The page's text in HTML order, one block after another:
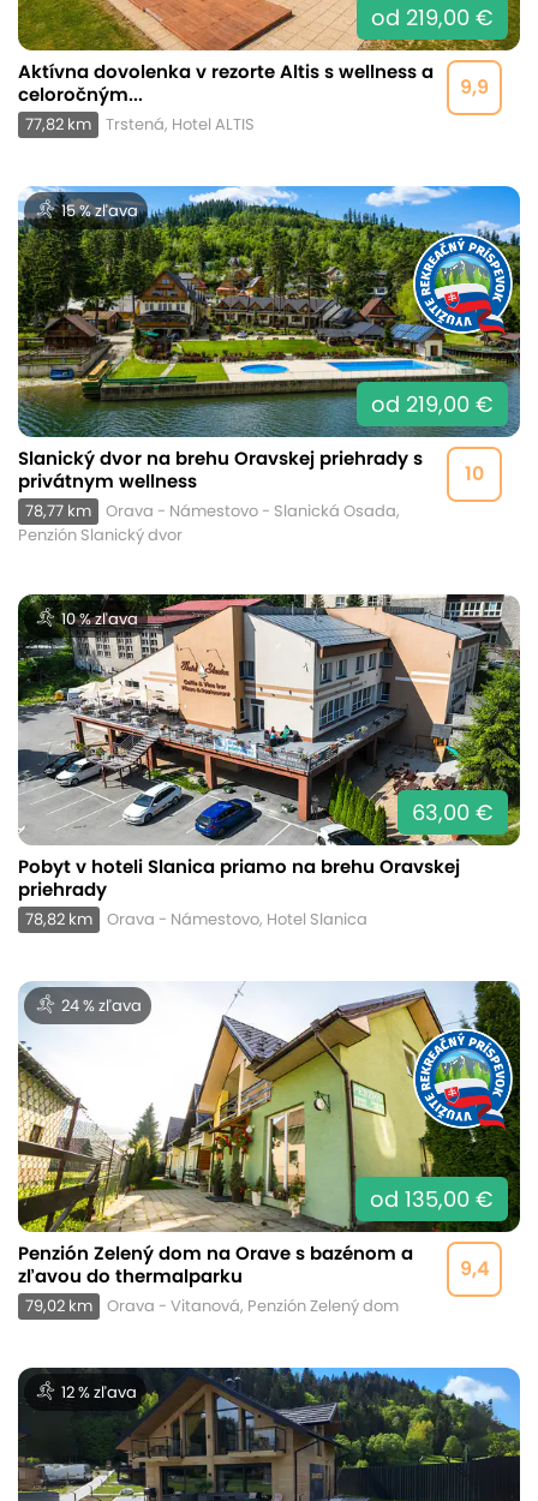
od 219,00 €
9,9
Aktívna dovolenka v rezorte Altis s wellness a
celoročným...
77,82 km Trstená, Hotel ALTIS
15 % zľava
od 219,00 €
10
Slanický dvor na brehu Oravskej priehrady s
privátnym wellness
78,77 km
Orava - Námestovo - Slanická Osada,
Penzión Slanický dvor
10 % zľava
63,00 €
Pobyt v hoteli Slanica priamo na brehu Oravskej
priehrady
78,82 km Orava - Námestovo, Hotel Slanica
24 % zľava
od 135,00 €
9,4
Penzión Zelený dom na Orave s bazénom a
zľavou do thermalparku
79,02 km Orava - Vitanová, Penzión Zelený dom
12 % zľava